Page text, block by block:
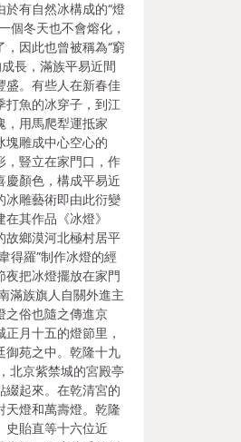
有自然冰構成的“燈
個冬天也不會熔化，
因此也曾被稱為“窮
長，滿族平易近間
盛。有些人在新春佳
打魚的冰穿子，到江
，用馬爬犁運抵家
塊雕成中心空心的
，豎立在家門口，作
慶顏色，構成平易近
冰雕藝術即由此衍變
其作品《冰燈》
故鄉漠河北極村居平
得羅”制作冰燈的經
夜把冰燈擺放在家門
滿族旗人自關外進主
之俗也隨之傳進京
月十五的燈節里，
御苑之中。乾隆十九
北京紫禁城的宮殿亭
綴起來。在乾清宮的
天燈和萬壽燈。乾隆
史貽直等十六位近